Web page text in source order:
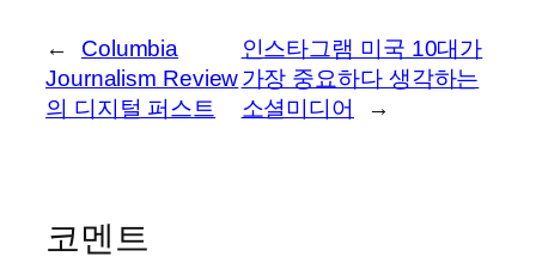
←
Columbia
Journalism Review
의 디지털 퍼스트
인스타그램 미국 10대가
가장 중요하다 생각하는
소셜미디어
→
코멘트